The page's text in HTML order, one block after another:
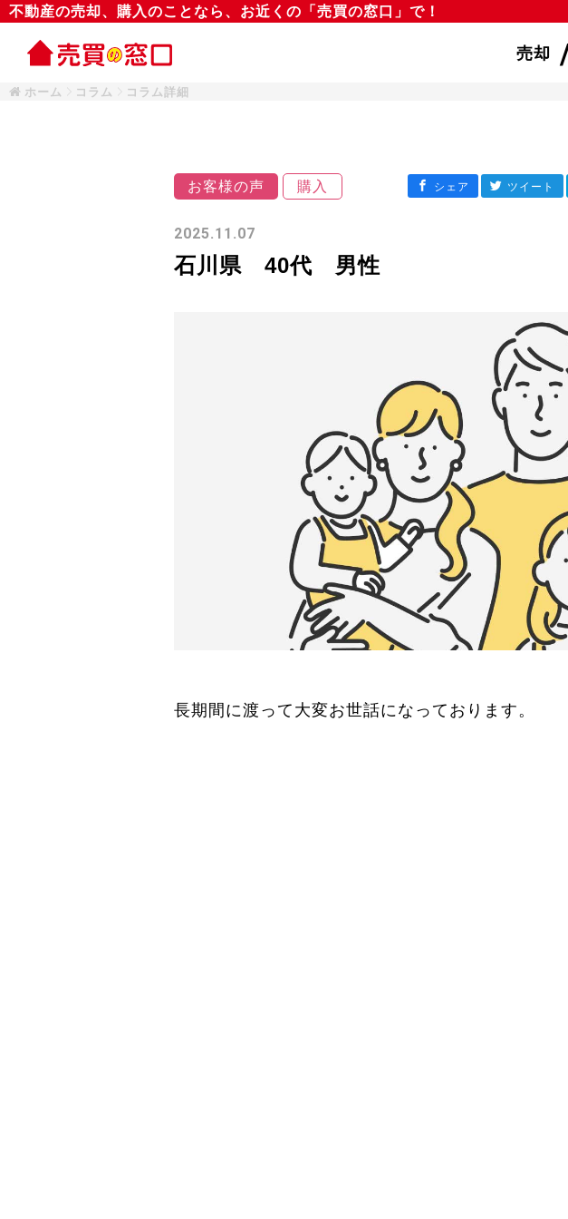
不動産の売却、購入のことなら、お近くの「売買の窓口」で！
売却
ホーム コラム コラム詳細
お客様の声 購入
2025.11.07
石川県 40代 男性
長期間に渡って大変お世話になっております。